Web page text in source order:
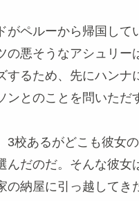
ペルーから帰国して
悪そうなアシュリー
るため、先にハンナ
とのことを問いただ
校あるがどこも彼女
んだのだ。そんな彼女
納屋に引っ越してき